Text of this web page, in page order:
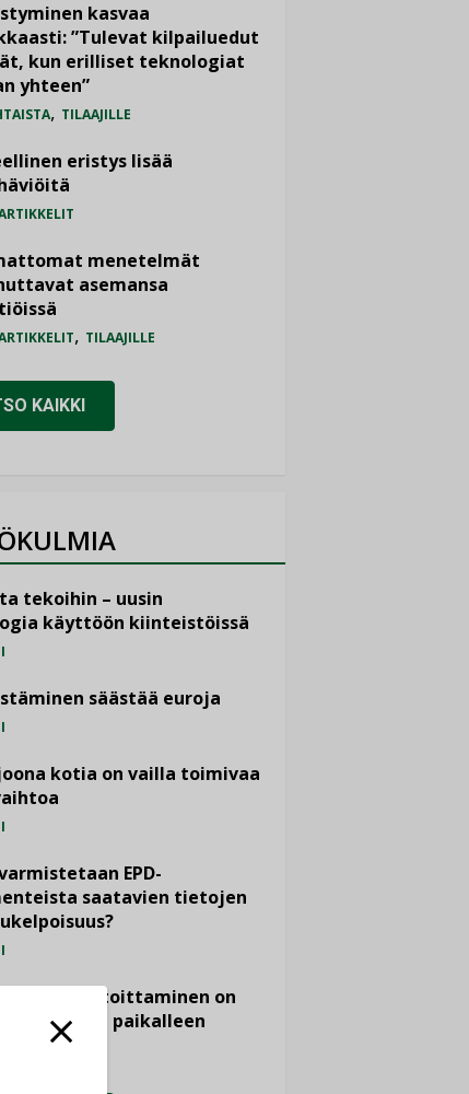
kasvaa
”Tulevat kilpailuedut
kun erilliset teknologiat
yhteen”
, TILAAJILLE
eristys lisää
menetelmät
asemansa
, TILAAJILLE
KAIKKI
tekoihin – uusin
käyttöön kiinteistöissä
säästää euroja
kotia on vailla toimivaa
EPD-
saatavien tietojen
viemärimitoittaminen on
ajassa paikalleen